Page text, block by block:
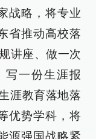
战略，将专业
省推动高校落
讲座、做一次
写一份生涯报
涯教育落地落
优势学科，将
源强国战略紧